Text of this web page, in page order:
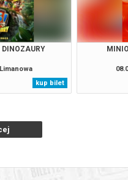
DINOZAURY
kup bilet